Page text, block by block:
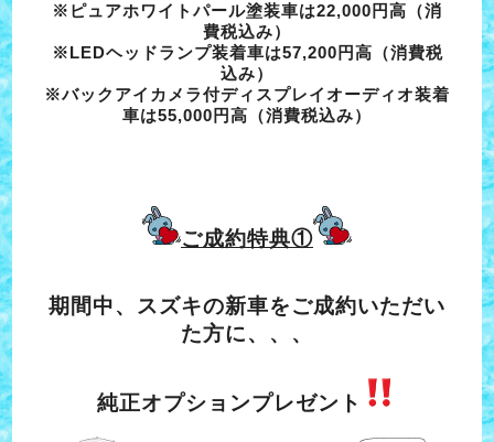
※ピュアホワイトパール塗装車は22,000円高（消
費税込み）
※LEDヘッドランプ装着車は57,200円高（消費税
込み）
※バックアイカメラ付ディスプレイオーディオ装着
車は55,000円高（消費税込み）
ご成約特典①
期間中、スズキの新車をご成約いただい
た方に、、、
純正オプションプレゼント